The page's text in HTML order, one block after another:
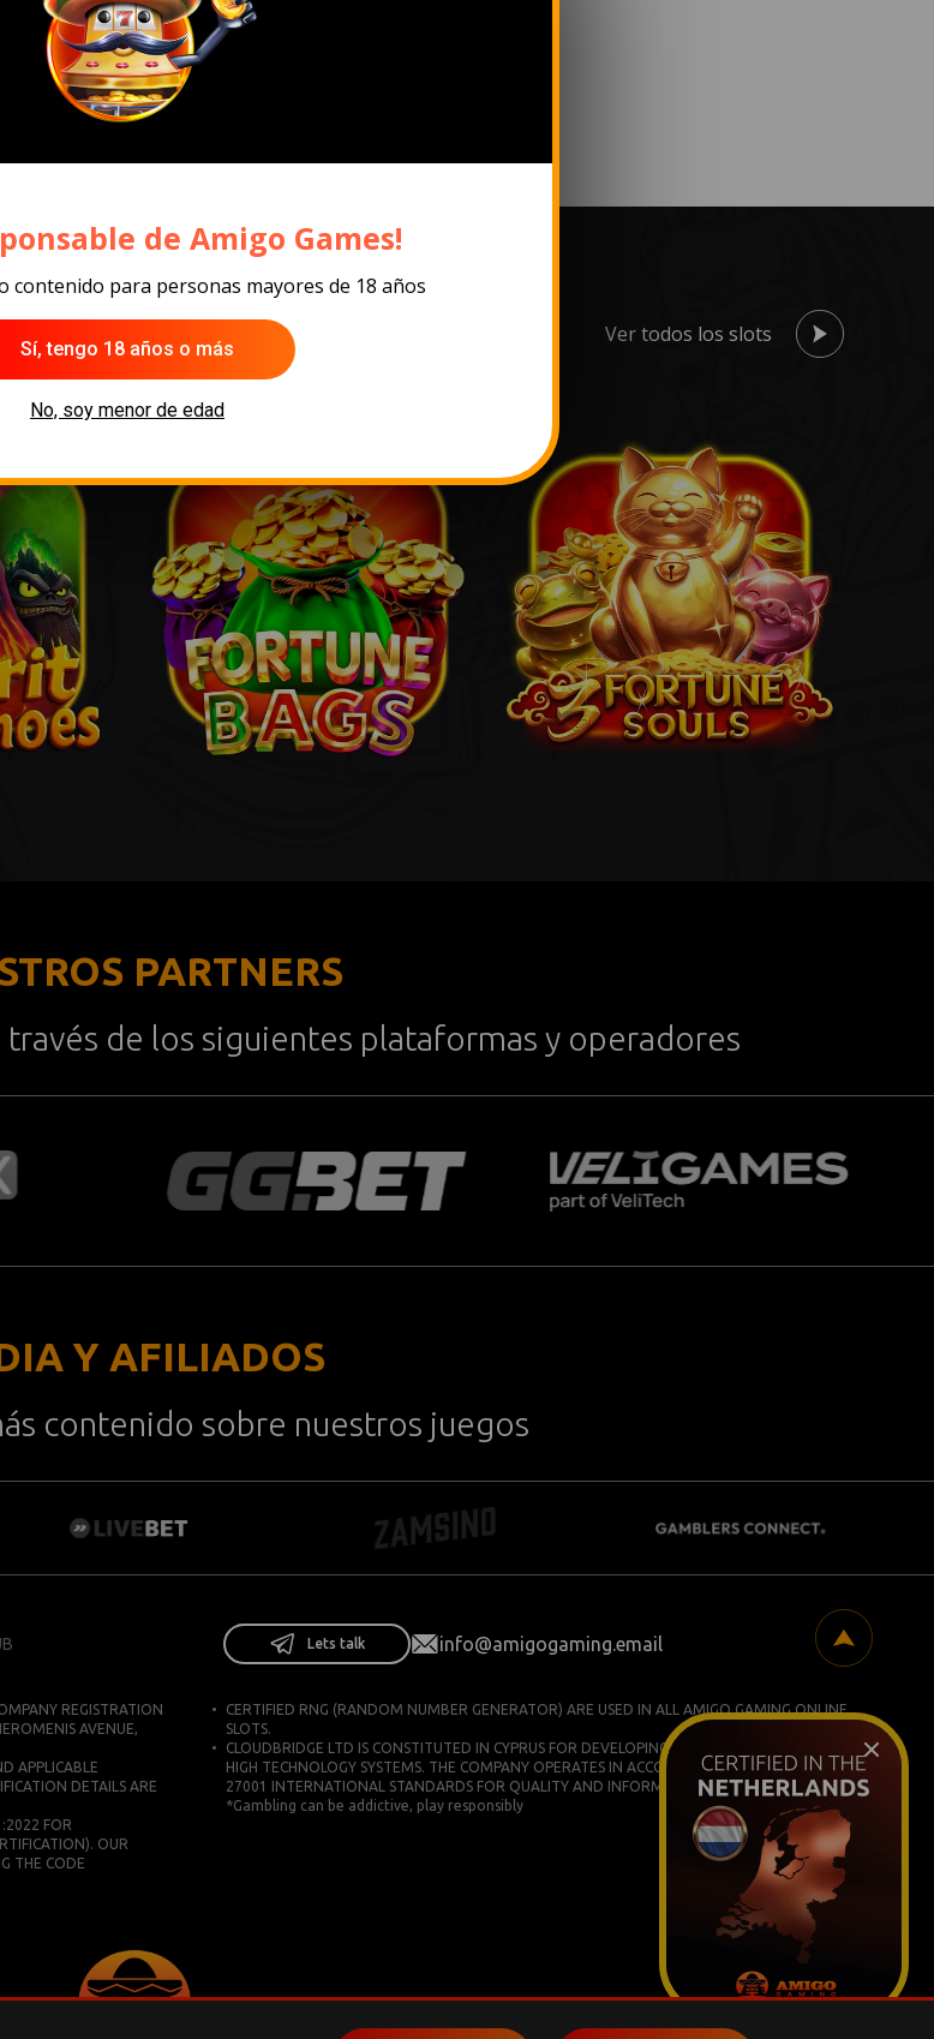
Ver todos los slots
PARTNERS
de los siguientes plataformas y operadores
Y AFILIADOS
contenido sobre nuestros juegos
Lets talk info@amigogaming.email
REGISTRATION
AVENUE,
APPLICABLE
DETAILS ARE
FOR
OUR
THE CODE
CERTIFIED RNG (RANDOM NUMBER GENERATOR) ARE USED IN ALL AMIGO GAMING ONLINE
SLOTS.
CLOUDBRIDGE LTD IS CONSTITUTED IN CYPRUS FOR DEVELOPING AND COMMERCIALIZING
HIGH TECHNOLOGY SYSTEMS. THE COMPANY OPERATES IN ACCORDANCE WITH ISO/IEC
27001 INTERNATIONAL STANDARDS FOR QUALITY AND INFORMATION SECURITY.
*Gambling can be addictive, play responsibly
de Amigo Games!
contenido para personas mayores de 18 años
Sí, tengo 18 años o más
No, soy menor de edad